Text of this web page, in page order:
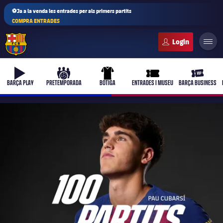
⚽Ja a la venda les entrades per als primers partits
COMPRA ENTRADES
b-play
BARÇA PLAY
culers-ball
PRETEMPORADA
uniform
BOTIGA
ticket-full
ENTRADES I MUSEU
ticket-
BARÇA BUSINESS
Femení
plusicon
Actualitat
Barça Atlètic